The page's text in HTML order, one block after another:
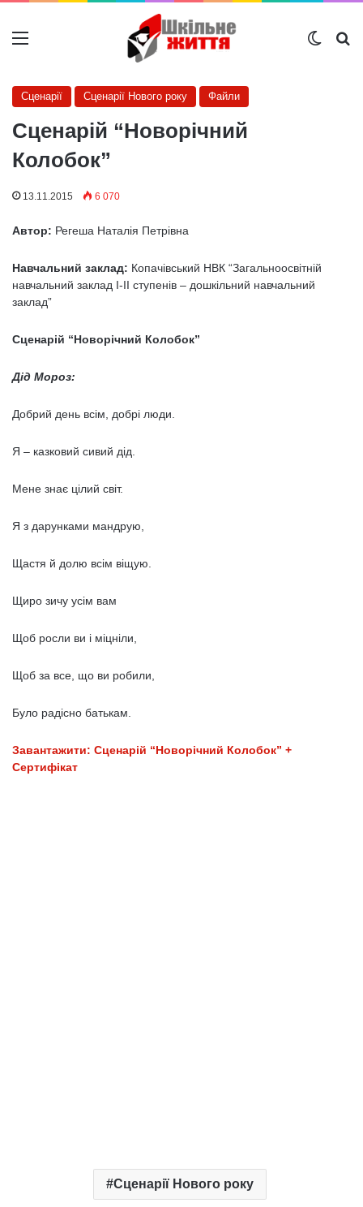
Меню
Сценарії Сценарії Нового року Файли
Сценарій “Новорічний
Колобок”
13.11.2015 6 070
Автор: Регеша Наталія Петрівна
Навчальний заклад: Копачівський НВК “Загальноосвітній
навчальний заклад І-ІІ ступенів – дошкільний навчальний
заклад”
Сценарій “Новорічний Колобок”
Дід Мороз:
Добрий день всім, добрі люди.
Я – казковий сивий дід.
Мене знає цілий світ.
Я з дарунками мандрую,
Щастя й долю всім віщую.
Щиро зичу усім вам
Щоб росли ви і міцніли,
Щоб за все, що ви робили,
Було радісно батькам.
Завантажити: Сценарій “Новорічний Колобок” +
Сертифікат
Сценарії Нового року